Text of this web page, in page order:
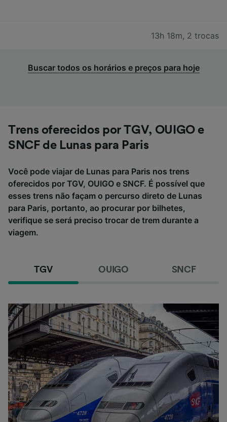
13h 18m, 2 trocas
Buscar todos os horários e preços para hoje
Trens oferecidos por TGV, OUIGO e
SNCF de Lunas para Paris
Você pode viajar de Lunas para Paris nos trens
oferecidos por TGV, OUIGO e SNCF. É possível que
esses trens não façam o percurso direto de Lunas
para Paris, portanto, ao procurar por bilhetes,
verifique se será preciso trocar de trem durante a
viagem.
TGV OUIGO SNCF